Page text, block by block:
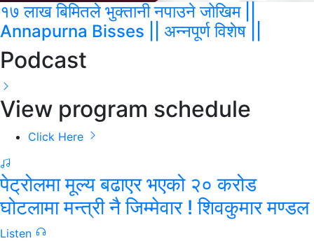
१७ लाख बिमितले भुक्तानी नपाउने जोखिम ||
Annapurna Bisses || अन्नपूर्ण विशेष ||
Podcast
View program schedule
Click Here
पेट्रोलमा मूल्य बढाएर भएको २० करोड
घोटलामा मन्त्री नै जिम्मेवार ! शिवकुमार मण्डल
Listen